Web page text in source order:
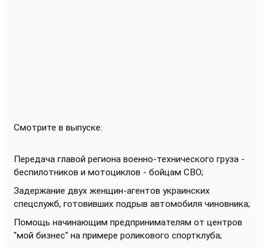
Смотрите в выпуске:
Передача главой региона военно-технического груза -
беспилотников и мотоциклов - бойцам СВО;
Задержание двух женщин-агентов украинских
спецслужб, готовивших подрыв автомобиля чиновника;
Помощь начинающим предпринимателям от центров
"мой бизнес" на примере роликового спортклуба;